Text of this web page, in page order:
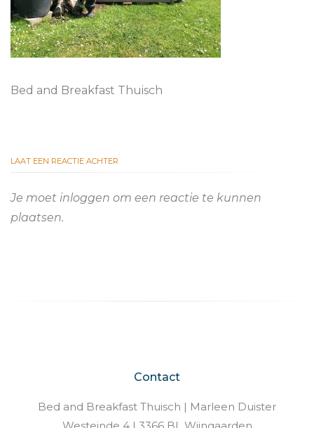
Bed and Breakfast Thuisch
LAAT EEN REACTIE ACHTER
Je moet inloggen om een reactie te kunnen
plaatsen.
Contact
Bed and Breakfast Thuisch | Marleen Duister